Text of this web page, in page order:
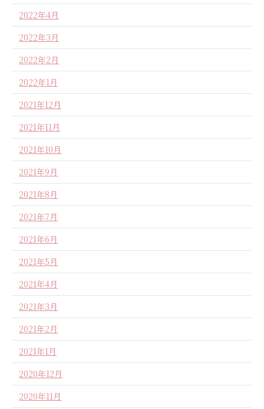
2022年4月
2022年3月
2022年2月
2022年1月
2021年12月
2021年11月
2021年10月
2021年9月
2021年8月
2021年7月
2021年6月
2021年5月
2021年4月
2021年3月
2021年2月
2021年1月
2020年12月
2020年11月